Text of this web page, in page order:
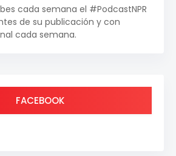
cada semana el #PodcastNPR
de su publicación y con
cada semana.
FACEBOOK